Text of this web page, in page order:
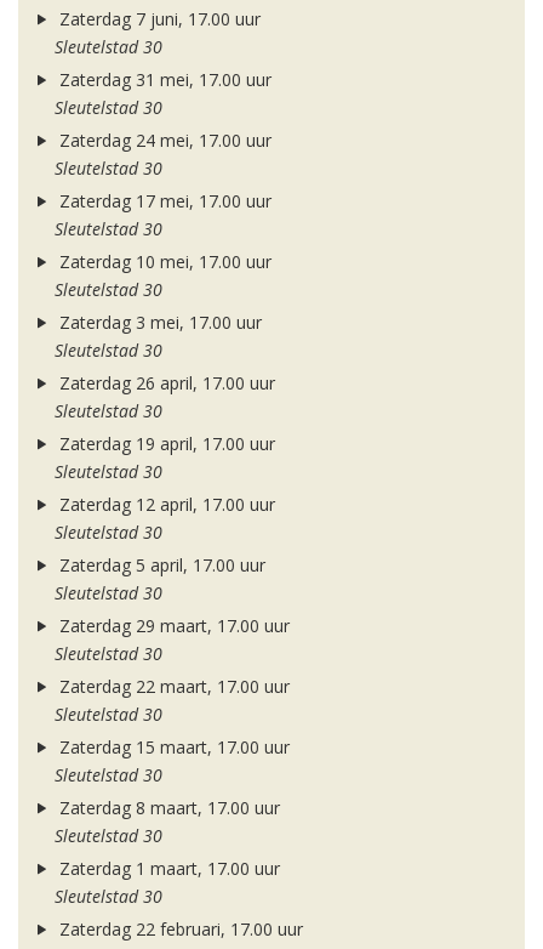
Zaterdag 7 juni, 17.00 uur
Sleutelstad 30
Zaterdag 31 mei, 17.00 uur
Sleutelstad 30
Zaterdag 24 mei, 17.00 uur
Sleutelstad 30
Zaterdag 17 mei, 17.00 uur
Sleutelstad 30
Zaterdag 10 mei, 17.00 uur
Sleutelstad 30
Zaterdag 3 mei, 17.00 uur
Sleutelstad 30
Zaterdag 26 april, 17.00 uur
Sleutelstad 30
Zaterdag 19 april, 17.00 uur
Sleutelstad 30
Zaterdag 12 april, 17.00 uur
Sleutelstad 30
Zaterdag 5 april, 17.00 uur
Sleutelstad 30
Zaterdag 29 maart, 17.00 uur
Sleutelstad 30
Zaterdag 22 maart, 17.00 uur
Sleutelstad 30
Zaterdag 15 maart, 17.00 uur
Sleutelstad 30
Zaterdag 8 maart, 17.00 uur
Sleutelstad 30
Zaterdag 1 maart, 17.00 uur
Sleutelstad 30
Zaterdag 22 februari, 17.00 uur